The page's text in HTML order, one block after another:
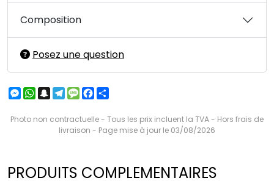
Composition
Posez une question
Messenger
WhatsApp
Snapchat
Telegram
MessageFacebook
Photo non contractuelle - Tous les prix incluent la TVA - Hors frais de
livraison - Page mise à jour le 03/08/2026
PRODUITS COMPLEMENTAIRES